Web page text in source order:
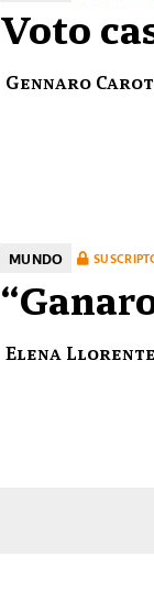
Voto
Gennaro
MUNDO
Elena Llorente